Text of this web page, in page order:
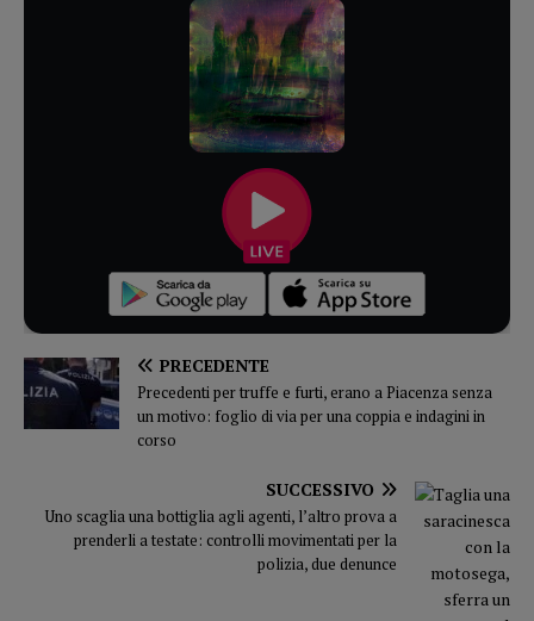
PRECEDENTE
Precedenti per truffe e furti, erano a Piacenza senza
un motivo: foglio di via per una coppia e indagini in
corso
SUCCESSIVO
Uno scaglia una bottiglia agli agenti, l’altro prova a
prenderli a testate: controlli movimentati per la
polizia, due denunce